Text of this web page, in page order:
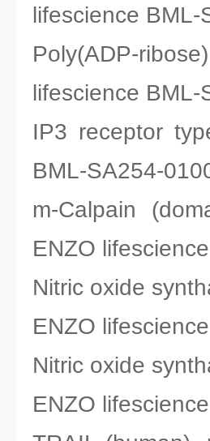
lifescience BML-
Poly(ADP-
lifescience BML-
IP3 receptor
BML-SA254-
m-Calpain
ENZO
Nitric oxide
ENZO
Nitric oxide
ENZO